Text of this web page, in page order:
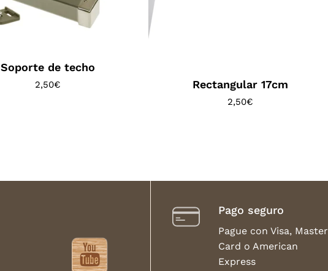
Soporte de techo
2,50€ Rectangular 17cm
2,50€
Pago seguro
Pague con Visa, Master
Card o American
Express